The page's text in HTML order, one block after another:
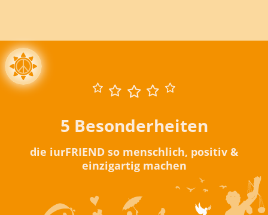
5 Besonderheiten
die iurFRIEND so menschlich, positiv &
einzigartig machen